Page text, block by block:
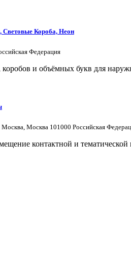
Короба, Неон
Федерация
и объёмных букв для
Москва 101000 Российская
контактной и